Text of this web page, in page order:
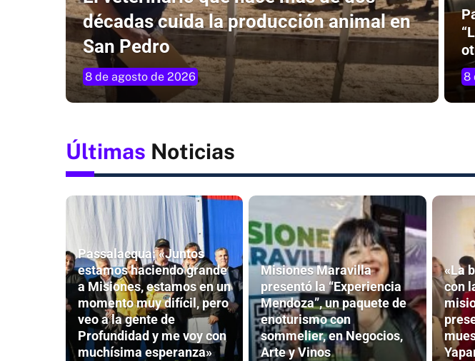
décadas cuida la producción animal en
San Pedro
8 de agosto de 2026 8
Últimas Noticias
Passalacqua: «Juntos
estamos haciendo grande
a Misiones, estamos en un
momento muy difícil, pero
veo a la gente de
Profundidad y me voy con
muchísima esperanza»
Misiones Maravilla
presentó la “Experiencia
Mendoza”, un paquete de
enoturismo con
sommelier, en Negocios,
Arte y Vinos
«La
con